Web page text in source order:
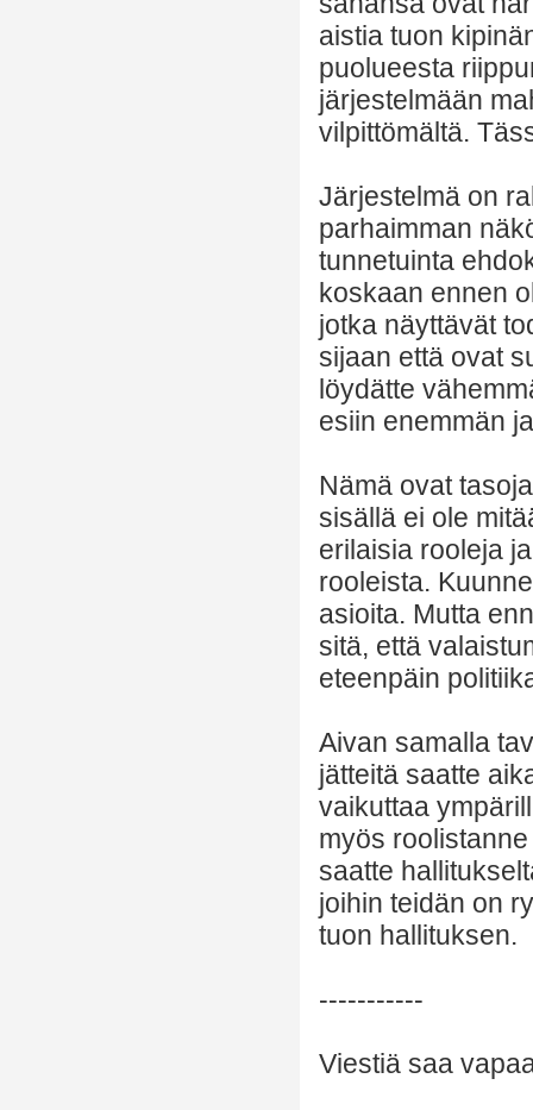
aistia tuon
puolueesta
järjestelmään
vilpittömältä.
Järjestelmä on
parhaimman
tunnetuinta
koskaan ennen
jotka näyttävät
sijaan että ovat
löydätte
esiin enemmän
Nämä ovat
sisällä ei ole
erilaisia rooleja
rooleista.
asioita. Mutta
sitä, että
eteenpäin
Aivan samalla
jätteitä saatte
vaikuttaa
myös
saatte
joihin teidän on
tuon hallituksen.
-----------
Viestiä saa